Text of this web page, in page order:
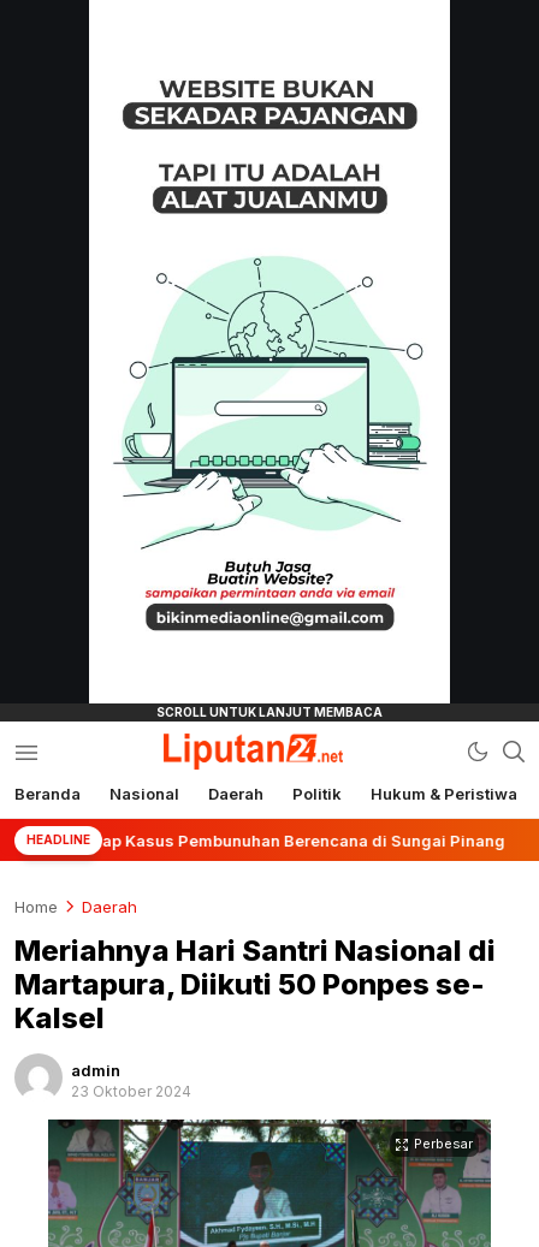
liputan24.net
Beranda Nasional Daerah Politik Hukum & Peristiwa
HEADLINE
Kasus Pembunuhan Berencana di Sungai Pinang
Home Daerah
Meriahnya Hari Santri Nasional di
Martapura, Diikuti 50 Ponpes se-
Kalsel
admin
23 Oktober 2024
Perbesar